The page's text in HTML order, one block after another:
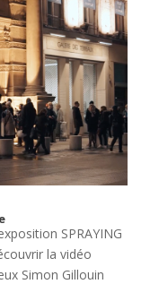
SPRAYING
la vidéo
Simon Gillouin